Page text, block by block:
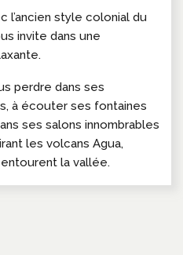
l’ancien style colonial du
invite dans une
perdre dans ses
à écouter ses fontaines
ses salons innombrables
les volcans Agua,
la vallée.